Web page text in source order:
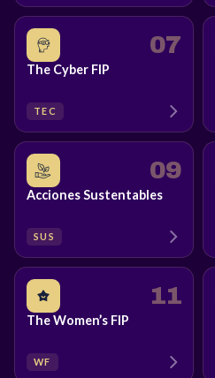
07
The Cyber FIP
TEC
09
Acciones Sustentables
SUS
11
The Women’s FIP
WF